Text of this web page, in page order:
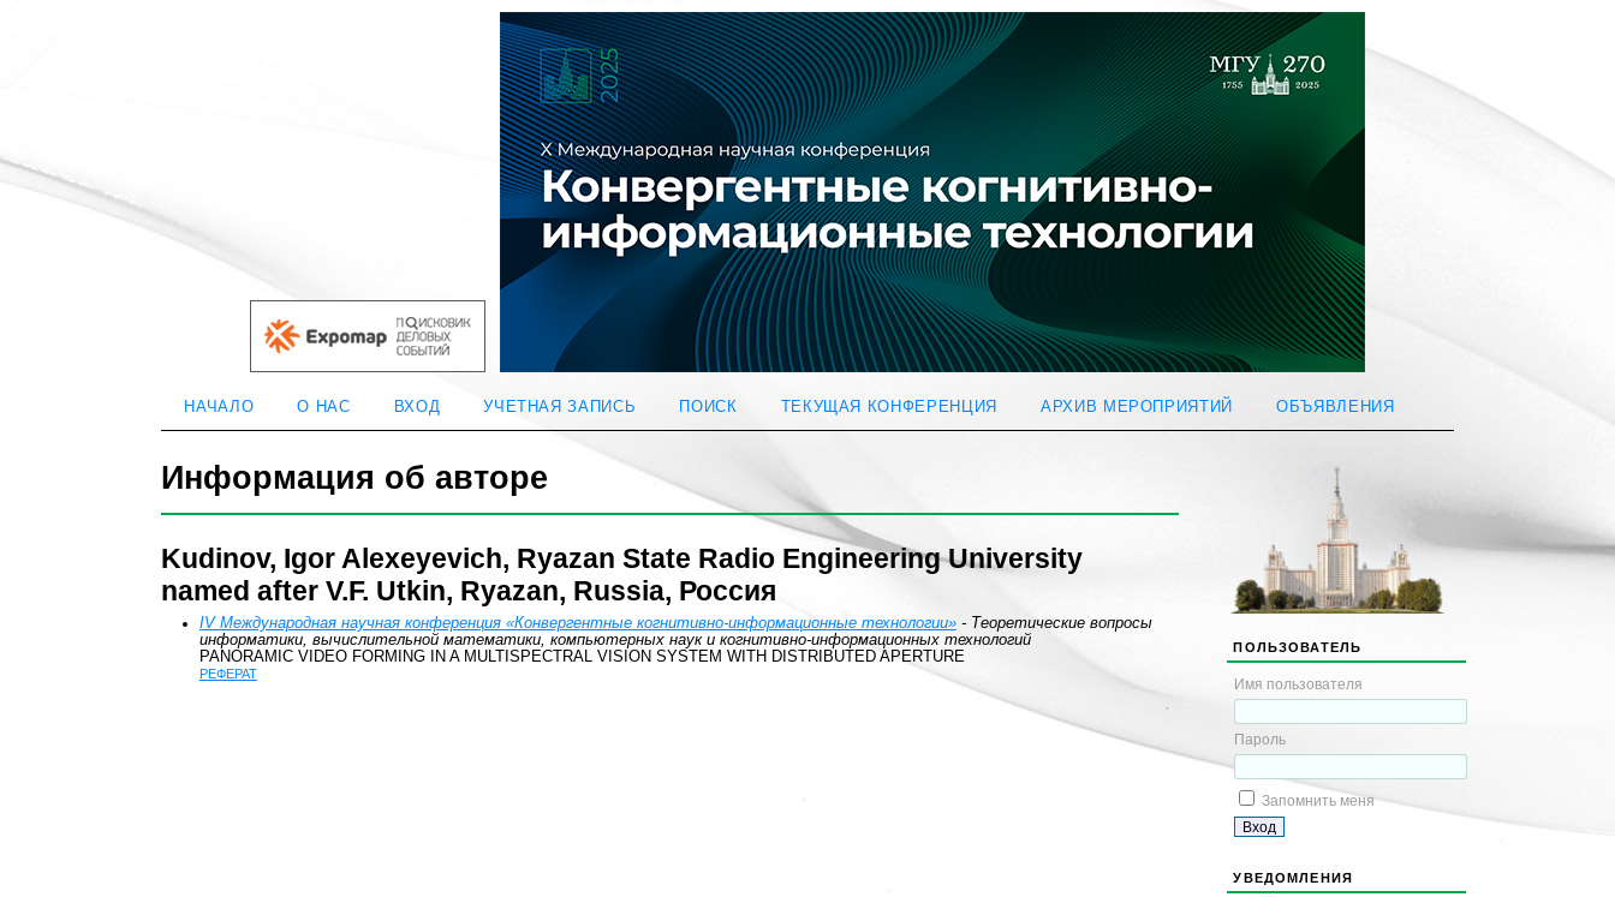
ПОЛЬЗОВАТЕЛЬ
Имя пользователя
Пароль
Запомнить меня
УВЕДОМЛЕНИЯ
НАЧАЛО О НАС ВХОД УЧЕТНАЯ ЗАПИСЬ ПОИСК ТЕКУЩАЯ КОНФЕРЕНЦИЯ АРХИВ МЕРОПРИЯТИЙ ОБЪЯВЛЕНИЯ
Информация об авторе
Kudinov, Igor Alexeyevich, Ryazan State Radio Engineering University
named after V.F. Utkin, Ryazan, Russia, Россия
IV Международная научная конференция «Конвергентные когнитивно-информационные технологии»- Теоретические вопросы
информатики, вычислительной математики, компьютерных наук и когнитивно-информационных технологий
PANORAMIC VIDEO FORMING IN A MULTISPECTRAL VISION SYSTEM WITH DISTRIBUTED APERTURE
РЕФЕРАТ